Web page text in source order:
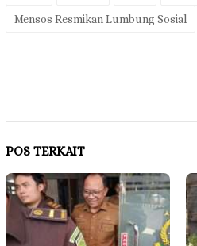
Mensos Resmikan Lumbung Sosial
POS TERKAIT